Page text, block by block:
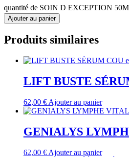
quantité de SOIN D EXCEPTION
Ajouter au panier
Produits similaires
LIFT BUSTE
62,00 € Ajouter au panier
GENIALYS
62,00 € Ajouter au panier